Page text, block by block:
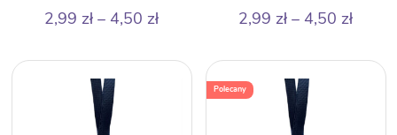
2,99 zł – 4,50 złZakres
od
2,99 zł
2,99 zł – 4,50 zł
od
2,99
Polecany